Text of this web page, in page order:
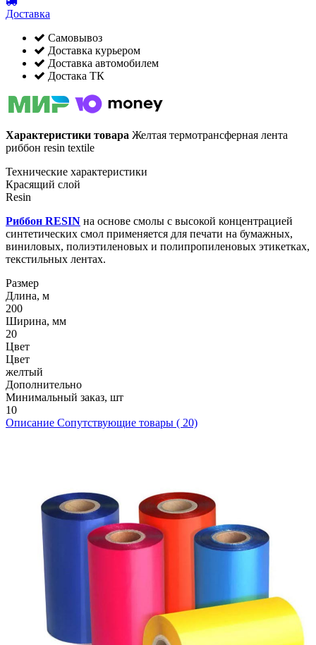
Доставка
Самовывоз
Доставка курьером
Доставка автомобилем
Достака ТК
Характеристики товара Желтая термотрансферная лента
риббон resin textile
Технические характеристики
Красящий слой
Resin
Риббон RESIN на основе смолы с высокой концентрацией
синтетических смол применяется для печати на бумажных,
виниловых, полиэтиленовых и полипропиленовых этикетках,
текстильных лентах.
Размер
Длина, м
200
Ширина, мм
20
Цвет
Цвет
желтый
Дополнительно
Минимальный заказ, шт
10
Описание Сопутствующие товары ( 20)